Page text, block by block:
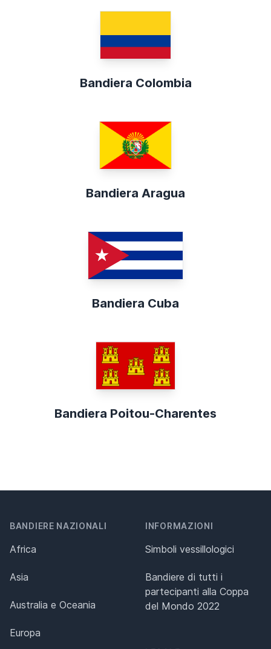
Bandiera Colombia
Bandiera Aragua
Bandiera Cuba
Bandiera Poitou-Charentes
BANDIERE NAZIONALI
Africa
Asia
Australia e Oceania
Europa
INFORMAZIONI
Simboli vessillologici
Bandiere di tutti i
partecipanti alla Coppa
del Mondo 2022